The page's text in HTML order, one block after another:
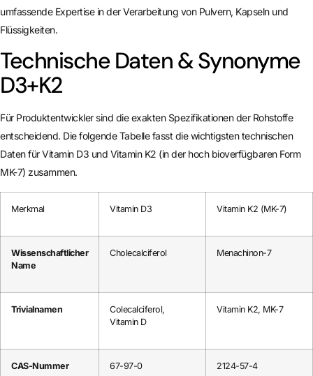
umfassende Expertise in der Verarbeitung von Pulvern, Kapseln und
Flüssigkeiten.
Technische Daten & Synonyme
D3+K2
Für Produktentwickler sind die exakten Spezifikationen der Rohstoffe
entscheidend. Die folgende Tabelle fasst die wichtigsten technischen
Daten für Vitamin D3 und Vitamin K2 (in der hoch bioverfügbaren Form
MK-7) zusammen.
Merkmal Vitamin D3 Vitamin K2 (MK-7)
Wissenschaftlicher
Name
Cholecalciferol Menachinon-7
Trivialnamen
Colecalciferol,
Vitamin D
Vitamin K2, MK-7
CAS-Nummer 67-97-0 2124-57-4